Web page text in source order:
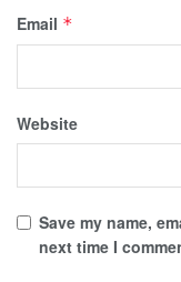
Email *
Website
Save my name,
next time I